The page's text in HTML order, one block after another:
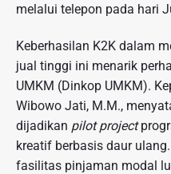
melalui telepon pada hari
Keberhasilan K2K dalam
jual tinggi ini menarik
UMKM (Dinkop UMKM).
Wibowo Jati, M.M.,
dijadikan pilot project
kreatif berbasis daur
fasilitas pinjaman modal